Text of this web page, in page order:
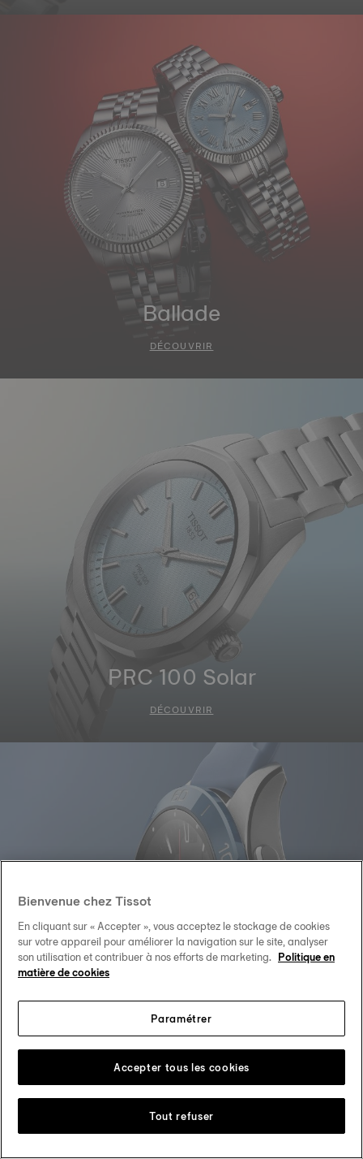
Ballade
DÉCOUVRIR
PRC 100 Solar
DÉCOUVRIR
T-Touch Connect Sport
DÉCOUVRIR
Bienvenue chez Tissot
En cliquant sur « Accepter », vous acceptez le stockage de cookies
sur votre appareil pour améliorer la navigation sur le site, analyser
son utilisation et contribuer à nos efforts de marketing. Politique en
matière de cookies
Paramétrer
Tout refuser
Accepter tous les cookies